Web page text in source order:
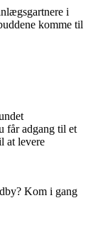
i
komme til
får adgang til et
at levere
Kom i gang